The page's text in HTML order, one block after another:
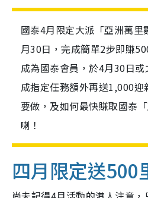
國泰4月限定大派「亞洲萬
月30日，完成簡單2步即賺
成為國泰會員，於4月30日
成指定任務額外再送1,000
要做，及如何最快賺取國泰
喇！
四月限定送500